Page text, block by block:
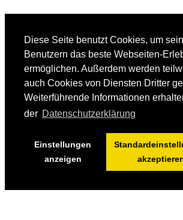
Diese Seite benutzt Cookies, um
Benutzern das beste Webseiten-
ermöglichen. Außerdem werden
auch Cookies von Diensten Dritter
Weiterführende Informationen
der Datenschutzerklärung
Einstellungen
anzeigen